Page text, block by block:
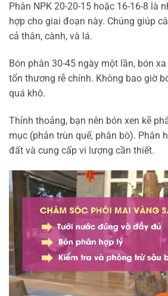
Phân NPK 20-20-15 hoặc 16-16-8 là
hợp cho giai đoạn này. Chúng giúp
cả thân, cành, và lá.
Bón phân 30-45 ngày một lần, bón
tổn thương rễ chính. Không bao giờ
quá khô.
Thỉnh thoảng, bạn nên bón xen kẽ
mục (phân trùn quế, phân bò). Phân
đất và cung cấp vi lượng cần thiết.